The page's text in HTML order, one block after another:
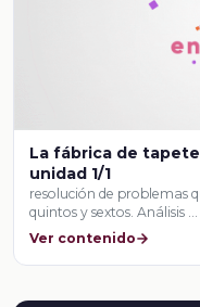
La fábrica de
unidad 1/1
resolución de problemas
quintos y sextos. Análisis …
Ver contenido